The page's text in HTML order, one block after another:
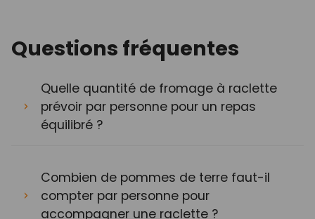
Questions fréquentes
Quelle quantité de fromage à raclette
prévoir par personne pour un repas
équilibré ?
Combien de pommes de terre faut-il
compter par personne pour
accompagner une raclette ?